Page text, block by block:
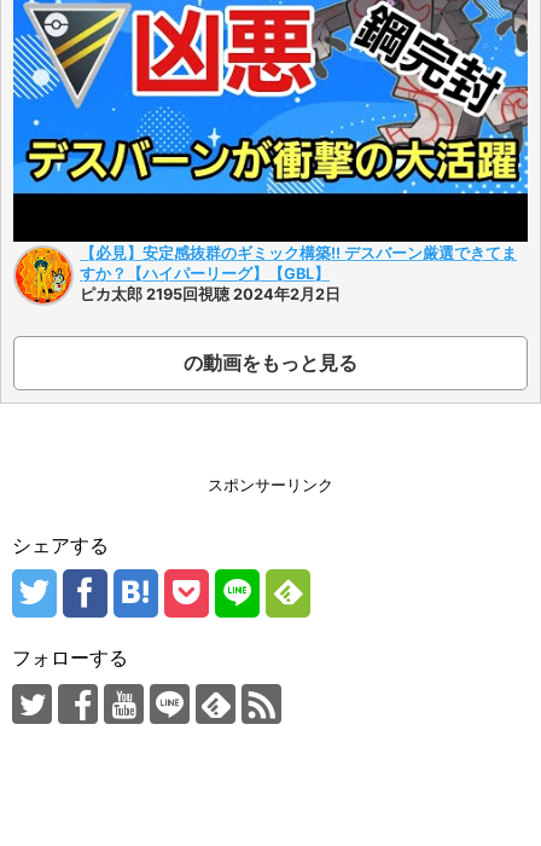
【必見】安定感抜群のギミック構築!! デスバーン厳選できてま
すか？【ハイパーリーグ】【GBL】
ピカ太郎 2195回視聴 2024年2月2日
の動画をもっと見る
スポンサーリンク
シェアする
フォローする